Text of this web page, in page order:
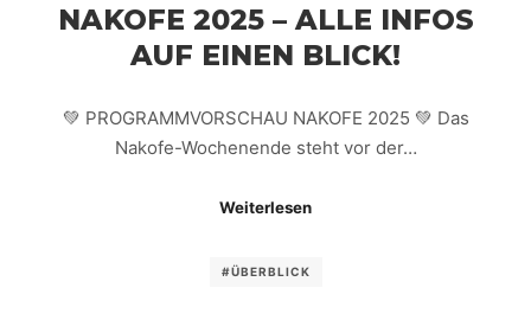
NAKOFE 2025 – ALLE INFOS
AUF EINEN BLICK!
💚 PROGRAMMVORSCHAU NAKOFE 2025 💚 Das
Nakofe-Wochenende steht vor der…
Weiterlesen
#ÜBERBLICK